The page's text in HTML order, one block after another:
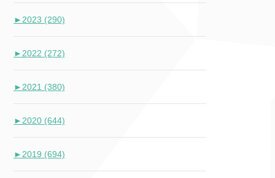
► 2023 (290)
► 2022 (272)
► 2021 (380)
► 2020 (644)
► 2019 (694)